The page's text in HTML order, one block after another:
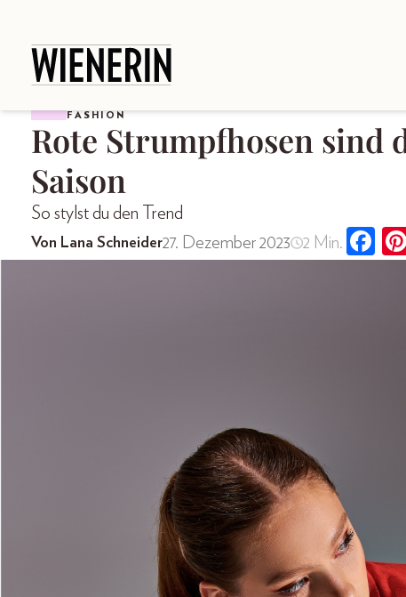
FASHION
Rote Strumpfhosen sind
Saison
So stylst du den Trend
Von Lana Schneider27. Dezember 2023 2 Min.